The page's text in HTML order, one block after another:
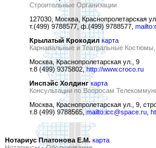
Строительные Организации
127030, Москва, Краснопролетарская
т.(499) 9788577, ф.(499) 9788577,
Крылатый Крокодил карта
Карнавальные и Театральные
Москва, Краснопролетарская ул., 9
т.8 (499) 9375802,http://www.croco.ru
Инспэйс Холдинг карта
Консультации по Вопросам
Москва, Краснопролетарская ул., 9,
т.8 (499) 9788565,mailto:icc@space.ru
Нотариус Платонова Е.М. карта